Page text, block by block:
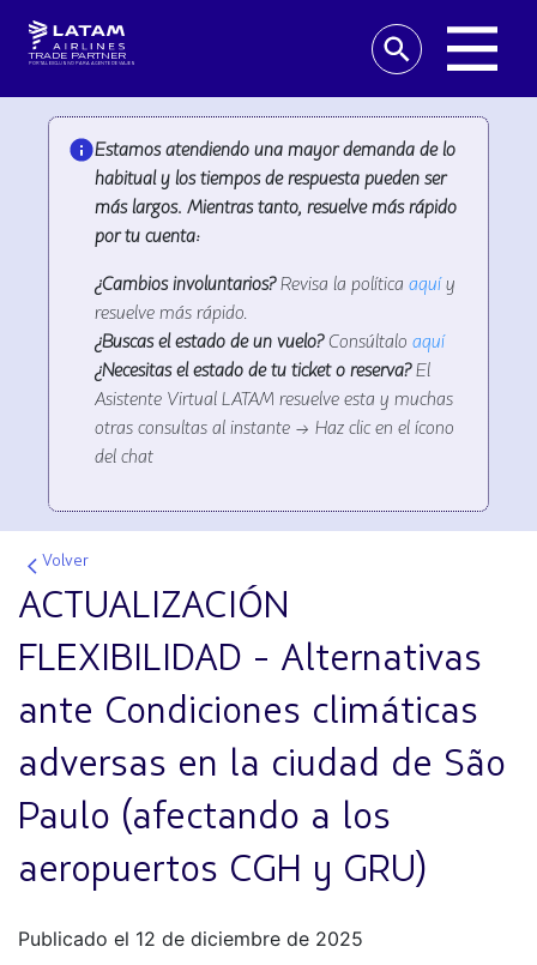
TRADE PARTNER
PORTAL EXCLUSIVO PARA AGENTE DE VIAJES
Estamos atendiendo una mayor demanda de lo
habitual y los tiempos de respuesta pueden ser
más largos. Mientras tanto, resuelve más rápido
por tu cuenta:
¿Cambios involuntarios?Revisa la política aquí y
resuelve más rápido.
¿Buscas el estado de un vuelo?Consúltalo aquí
¿Necesitas el estado de tu ticket o reserva?El
Asistente Virtual LATAM resuelve esta y muchas
otras consultas al instante → Haz clic en el ícono
del chat
Volver
ACTUALIZACIÓN
FLEXIBILIDAD - Alternativas
ante Condiciones climáticas
adversas en la ciudad de São
Paulo (afectando a los
aeropuertos CGH y GRU)
Publicado el 12 de diciembre de 2025